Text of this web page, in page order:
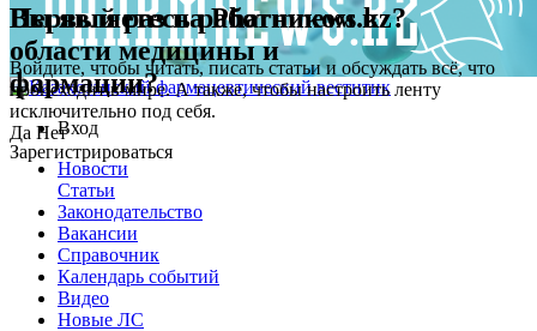
Первый раз на Pharmnews.kz?
Войдите, чтобы читать, писать статьи и обсуждать всё, что
происходит в мире. А также, чтобы настроить ленту
исключительно под себя.
Зарегистрироваться
Вы являетесь работником в
области медицины и
фармации?
Да НетВход
Новости
Статьи
Законодательство
Вакансии
Справочник
Календарь событий
Видео
Новые ЛС